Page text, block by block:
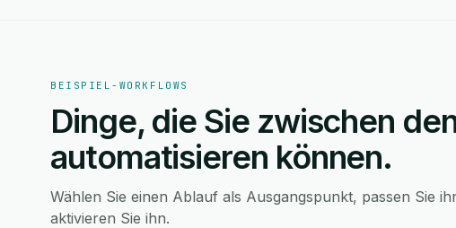
BEISPIEL-WORKFLOWS
Dinge, die Sie zwischen
automatisieren können.
Wählen Sie einen Ablauf als Ausgangspunkt, passen Sie
aktivieren Sie ihn.